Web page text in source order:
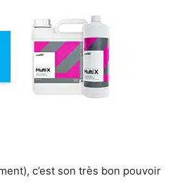
c’est son très bon pouvoir